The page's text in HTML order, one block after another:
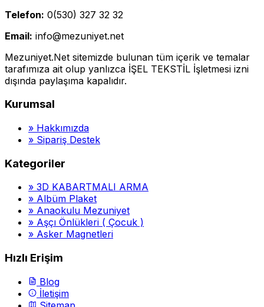
Telefon: 0(530) 327 32 32
Email: info@mezuniyet.net
Mezuniyet.Net sitemizde bulunan tüm içerik ve temalar
tarafımıza ait olup yanlızca İŞEL TEKSTİL İşletmesi izni
dışında paylaşıma kapalıdır.
Kurumsal
» Hakkımızda
» Sipariş Destek
Kategoriler
» 3D KABARTMALI ARMA
» Albüm Plaket
» Anaokulu Mezuniyet
» Aşçı Önlükleri ( Çocuk )
» Asker Magnetleri
Hızlı Erişim
Blog
İletişim